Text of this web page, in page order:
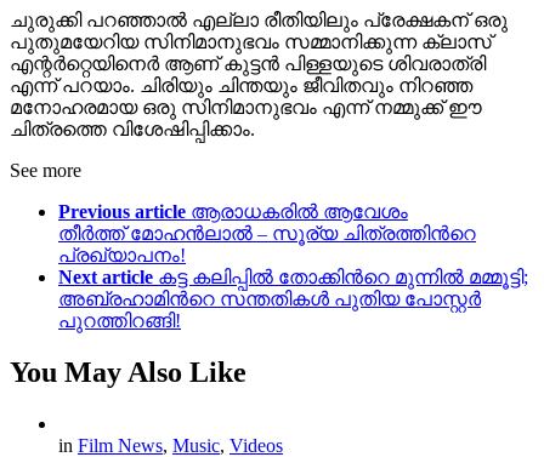
ചുരുക്കി പറഞ്ഞാൽ എല്ലാ രീതിയിലും പ്രേക്ഷകന് ഒരു
പുതുമയേറിയ സിനിമാനുഭവം സമ്മാനിക്കുന്ന ക്ലാസ്
എന്റർറ്റെയിനെർ ആണ് കുട്ടൻ പിള്ളയുടെ ശിവരാത്രി
എന്ന് പറയാം. ചിരിയും ചിന്തയും ജീവിതവും നിറഞ്ഞ
മനോഹരമായ ഒരു സിനിമാനുഭവം എന്ന് നമ്മുക്ക് ഈ
ചിത്രത്തെ വിശേഷിപ്പിക്കാം.
See more
Previous article ആരാധകരില്‍ ആവേശം
തീര്‍ത്ത് മോഹൻലാൽ – സൂര്യ ചിത്രത്തിന്‍റെ
പ്രഖ്യാപനം!
Next article കട്ട കലിപ്പിൽ തോക്കിന്‍റെ മുന്നിൽ മമ്മൂട്ടി;
അബ്രഹാമിന്‍റെ സന്തതികൾ പുതിയ പോസ്റ്റർ
പുറത്തിറങ്ങി!
You May Also Like
in Film News, Music, Videos